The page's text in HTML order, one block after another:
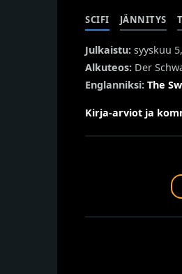
SCIFI JÄNNITYS
Julkaistu: syyskuu
Alkuteos: Der
Englanniksi: The
Kirja-arviot ja